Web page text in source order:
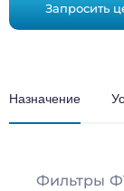
Запросить
Назначение
Фильтры